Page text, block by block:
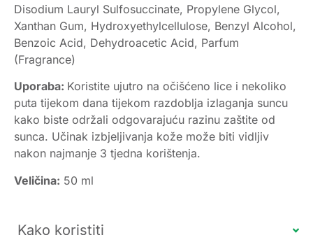
Disodium Lauryl Sulfosuccinate, Propylene Glycol,
Xanthan Gum, Hydroxyethylcellulose, Benzyl Alcohol,
Benzoic Acid, Dehydroacetic Acid, Parfum
(Fragrance)
Uporaba: Koristite ujutro na očišćeno lice i nekoliko
puta tijekom dana tijekom razdoblja izlaganja suncu
kako biste održali odgovarajuću razinu zaštite od
sunca. Učinak izbjeljivanja kože može biti vidljiv
nakon najmanje 3 tjedna korištenja.
Veličina: 50 ml
Kako koristiti